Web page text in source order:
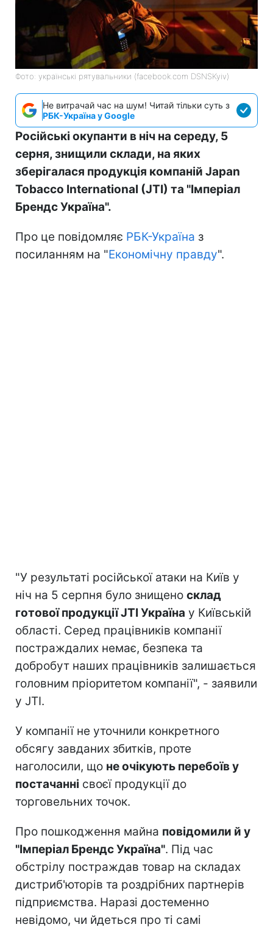
Фото: українські рятувальники (facebook.com DSNSKyiv)
Не витрачай час на шум! Читай тільки суть з
РБК-Україна у Google
Російські окупанти в ніч на середу, 5
серня, знищили склади, на яких
зберігалася продукція компаній Japan
Tobacco International (JTI) та "Імперіал
Брендс Україна".
Про це повідомляє РБК-Україна з
посиланням на "Економічну правду".
"У результаті російської атаки на Київ у
ніч на 5 серпня було знищено склад
готової продукції JTI Україна у Київській
області. Серед працівників компанії
постраждалих немає, безпека та
добробут наших працівників залишається
головним пріоритетом компанії", - заявили
у JTI.
У компанії не уточнили конкретного
обсягу завданих збитків, проте
наголосили, що не очікують перебоїв у
постачанні своєї продукції до
торговельних точок.
Про пошкодження майна повідомили й у
"Імперіал Брендс Україна". Під час
обстрілу постраждав товар на складах
дистриб'юторів та роздрібних партнерів
підприємства. Наразі достеменно
невідомо, чи йдеться про ті самі